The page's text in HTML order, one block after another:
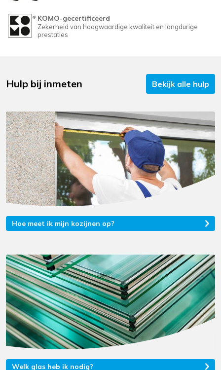
KOMO-gecertificeerd
Zekerheid van hoogwaardige kwaliteit en langdurige
prestaties
Hulp bij inmeten Bekijk alle hulp
Hoe meet ik mijn kozijnen op?
Welk glas heb ik nodig?